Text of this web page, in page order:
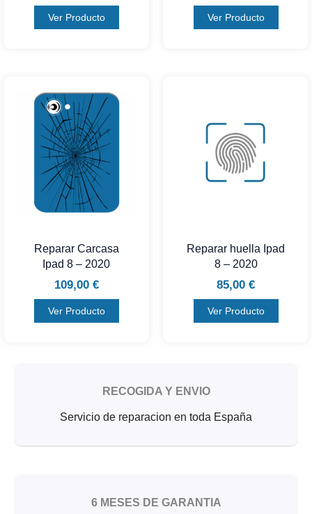
Ver Producto Ver Producto
Reparar Carcasa
Ipad 8 – 2020
109,00 €
Ver Producto
Reparar huella Ipad
8 – 2020
85,00 €
Ver Producto
RECOGIDA Y ENVIO
Servicio de reparacion en toda España
6 MESES DE GARANTIA